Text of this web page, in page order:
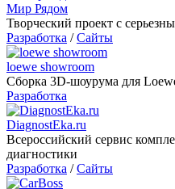
Мир Рядом
Творческий проект с
Разработка / Сайты
loewe showroom
Сборка 3D-шоурума для
Разработка
DiagnostEka.ru
Всероссийский сервис
диагностики
Разработка / Сайты